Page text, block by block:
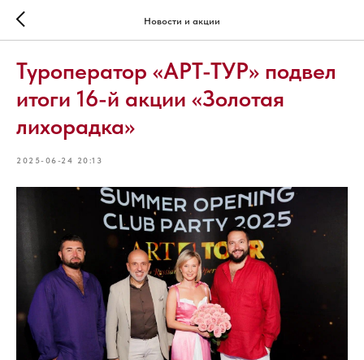
Новости и акции
Туроператор «АРТ-ТУР» подвел
итоги 16-й акции «Золотая
лихорадка»
2025-06-24 20:13